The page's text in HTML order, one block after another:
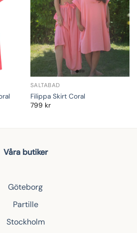
SALTABAD
Filippa Skirt Coral
799 kr
Våra butiker
Göteborg
Partille
Stockholm